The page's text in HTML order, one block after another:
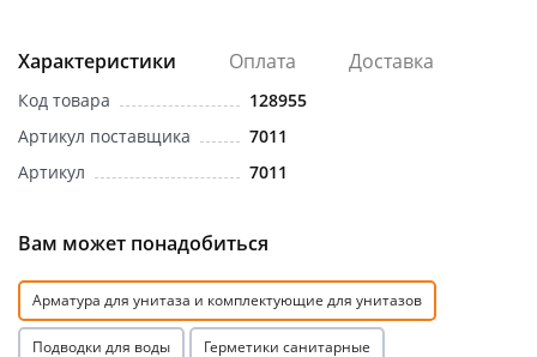
Характеристики Оплата Доставка
Код товара
128955
Артикул поставщика
7011
Артикул
7011
Вам может понадобиться
Арматура для унитаза и комплектующие для унитазов
Подводки для воды Герметики санитарные